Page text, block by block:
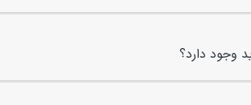
وجود دارد؟